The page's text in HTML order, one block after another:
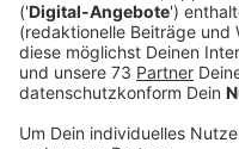
Erst beim zweiten Mal
ganz schön traurig was
um verlorene Liebe und
Das kommt einem bei